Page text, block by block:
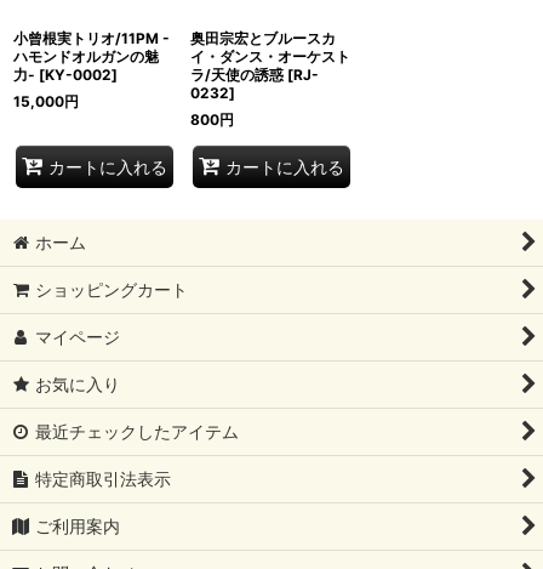
小曾根実トリオ/11PM -
ハモンドオルガンの魅
力- [KY-0002]
15,000円
カートに入れる
奥田宗宏とブルースカ
イ・ダンス・オーケスト
ラ/天使の誘惑 [RJ-
0232]
800円
カートに入れる
ホーム
ショッピングカート
マイページ
お気に入り
最近チェックしたアイテム
特定商取引法表示
ご利用案内